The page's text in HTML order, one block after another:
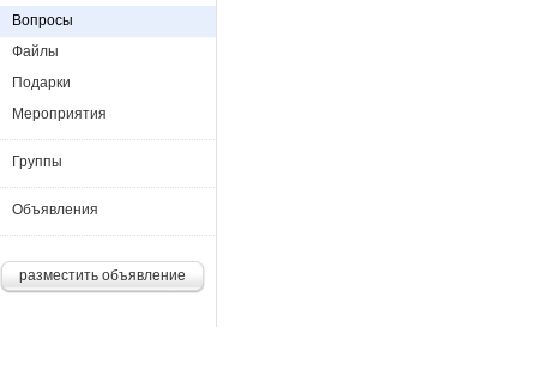
Вопросы
Файлы
Подарки
Мероприятия
Группы
Объявления
разместить объявление